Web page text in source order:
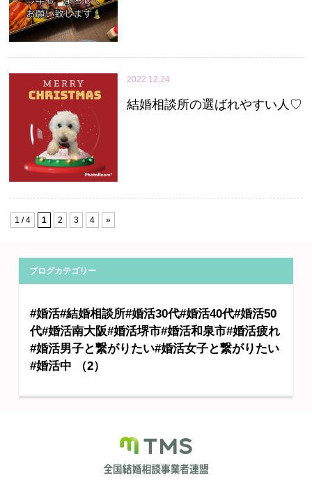
2022.12.24
結婚相談所の選ばれやすい人♡
1 / 4 1 2 3 4 »
ブログカテゴリー
#婚活#結婚相談所#婚活30代#婚活40代#婚活50
代#婚活南大阪#婚活堺市#婚活和泉市#婚活疲れ
#婚活男子と繋がりたい#婚活女子と繋がりたい
#婚活中 （2）